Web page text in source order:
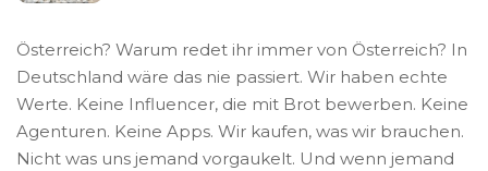
Österreich? Warum redet ihr immer von Österreich? In
Deutschland wäre das nie passiert. Wir haben echte
Werte. Keine Influencer, die mit Brot bewerben. Keine
Agenturen. Keine Apps. Wir kaufen, was wir brauchen.
Nicht was uns jemand vorgaukelt. Und wenn jemand